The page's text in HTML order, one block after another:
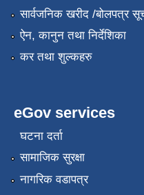
सार्वजनिक खरीद /बोलपत्र
ऐन, कानुन तथा निर्देशिका
कर तथा शुल्कहरु
eGov services
घटना दर्ता
सामाजिक सुरक्षा
नागरिक वडापत्र